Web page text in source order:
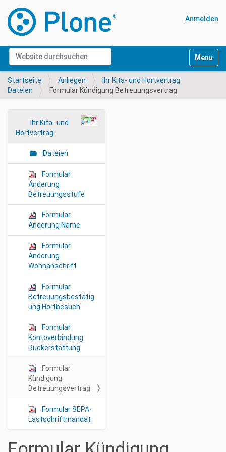
Website durchsuchen
Erweiterte Suche…
Anmelden
Startseite Anliegen
Ihr Kita- und Hortvertrag
Dateien
Formular Kündigung Betreuungsvertrag
a
n
Ihr Kita- und
Hortvertrag
Dateien
Formular
Änderung
Betreuungsstufe
Formular
Änderung Name
Formular
Änderung
Wohnanschrift
Formular
Betreuungsbestätig
ung Hortbesuch
Formular
Kontoverbindung
Rückerstattung
Formular
Kündigung
Betreuungsvertrag
Formular SEPA-
Lastschriftmandat